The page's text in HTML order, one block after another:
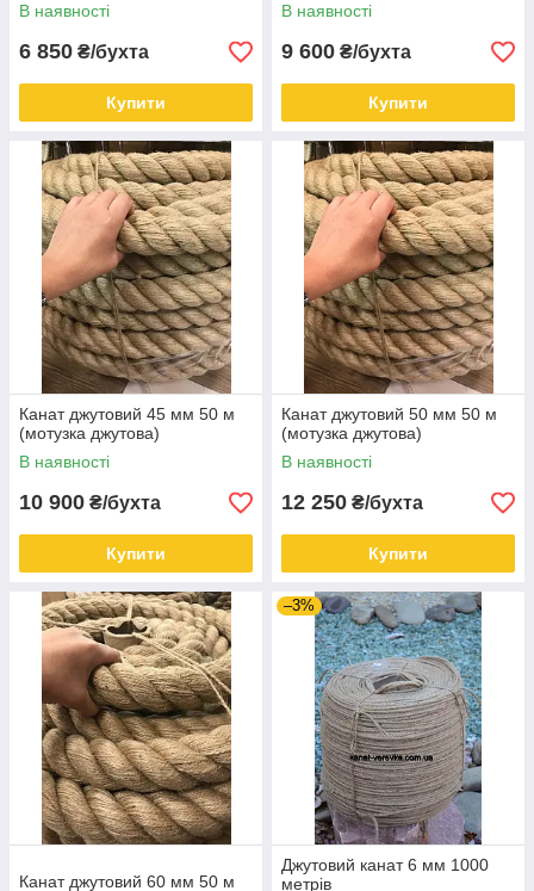
В наявності
6 850 ₴/бухта
Купити
В наявності
9 600 ₴/бухта
Купити
Канат джутовий 45 мм 50 м
(мотузка джутова)
В наявності
10 900 ₴/бухта
Купити
Канат джутовий 50 мм 50 м
(мотузка джутова)
В наявності
12 250 ₴/бухта
Купити
Канат джутовий 60 мм 50 м
–3%
Джутовий канат 6 мм 1000
метрів